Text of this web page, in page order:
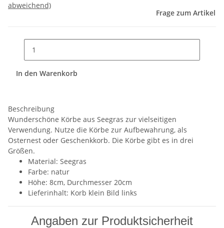
abweichend)
Frage zum Artikel
In den Warenkorb
Beschreibung
Wunderschöne Körbe aus Seegras zur vielseitigen
Verwendung. Nutze die Körbe zur Aufbewahrung, als
Osternest oder Geschenkkorb. Die Körbe gibt es in drei
Größen.
Material: Seegras
Farbe: natur
Höhe: 8cm, Durchmesser 20cm
Lieferinhalt: Korb klein Bild links
Angaben zur Produktsicherheit